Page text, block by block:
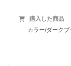
購入した商品
カラー/ダークブ